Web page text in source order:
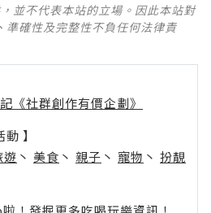
並不代表本站的立場。因此本站對
準確性及完整性不負任何法律責
《社群創作有價企劃》
】
遊 丶 美食 丶 親子 丶 寵物 丶 扮靚